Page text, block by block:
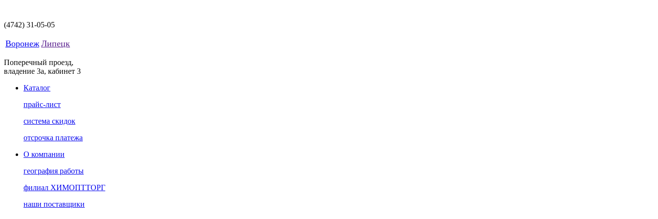
(4742) 31-05-05
Воронеж Липецк
Поперечный проезд,
владение 3а, кабинет 3
Каталог
прайс-лист
система скидок
отсрочка платежа
О компании
география работы
филиал ХИМОПТТОРГ
наши поставщики